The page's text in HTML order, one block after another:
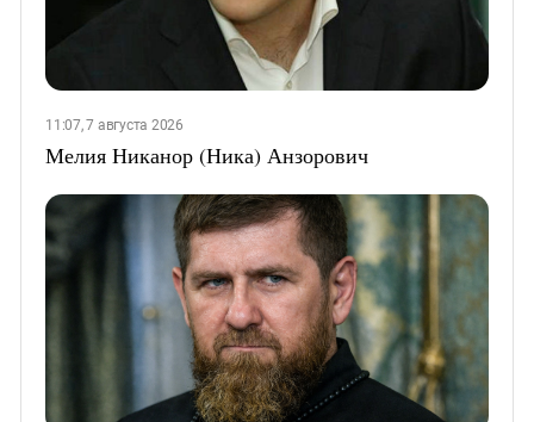
11:07, 7 августа 2026
Мелия Никанор (Ника) Анзорович